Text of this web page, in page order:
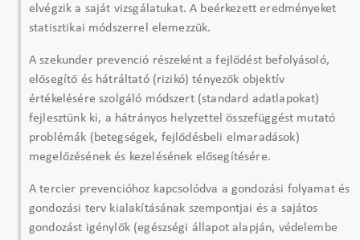
elvégzik a saját vizsgálatukat. A beérkezett eredményeket
statisztikai módszerrel elemezzük.
A szekunder prevenció részeként a fejlődést befolyásoló,
elősegítő és hátráltató (rizikó) tényezők objektív
értékelésére szolgáló módszert (standard adatlapokat)
fejlesztünk ki, a hátrányos helyzettel összefüggést mutató
problémák (betegségek, fejlődésbeli elmaradások)
megelőzésének és kezelésének elősegítésére.
A tercier prevencióhoz kapcsolódva a gondozási folyamat és
gondozási terv kialakításának szempontjai és a sajátos
gondozást igénylők (egészségi állapot alapján, védelembe